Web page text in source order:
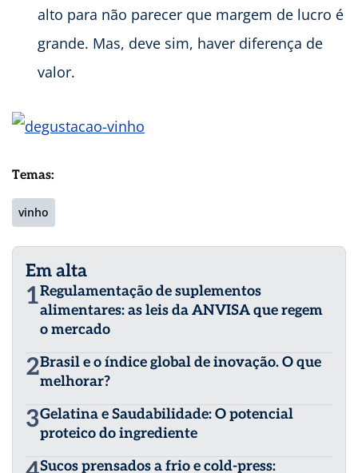
alto para não parecer que margem de lucro é
grande. Mas, deve sim, haver diferença de
valor.
Temas:
vinho
Em alta
1Regulamentação de suplementos
alimentares: as leis da ANVISA que regem
o mercado
2Brasil e o índice global de inovação. O que
melhorar?
3Gelatina e Saudabilidade: O potencial
proteico do ingrediente
Sucos prensados a frio e cold-press: